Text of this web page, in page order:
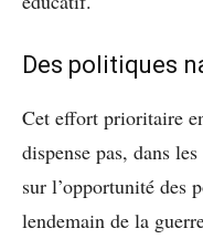
Des politiques
Cet effort prioritaire
dispense pas, dans
sur l’opportunité des
lendemain de la